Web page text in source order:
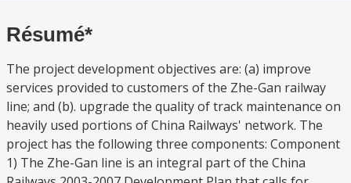
Résumé*
The project development objectives are: (a) improve
services provided to customers of the Zhe-Gan railway
line; and (b). upgrade the quality of track maintenance on
heavily used portions of China Railways' network. The
project has the following three components: Component
1) The Zhe-Gan line is an integral part of the China